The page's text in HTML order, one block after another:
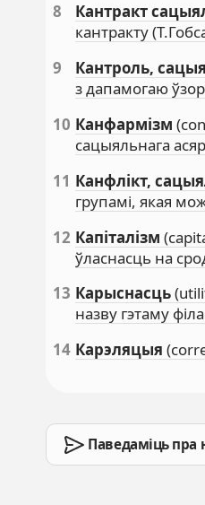
8
Кантракт
кантракту
9
Кантроль,
з дапамогаю
10 Канфармізм
сацыяльнага
11 Канфлікт,
групамі, якая
12 Капіталізм
ўласнасць на
13 Карыснасць
назву гэтаму
14 Карэляцыя
Паведаміць пра